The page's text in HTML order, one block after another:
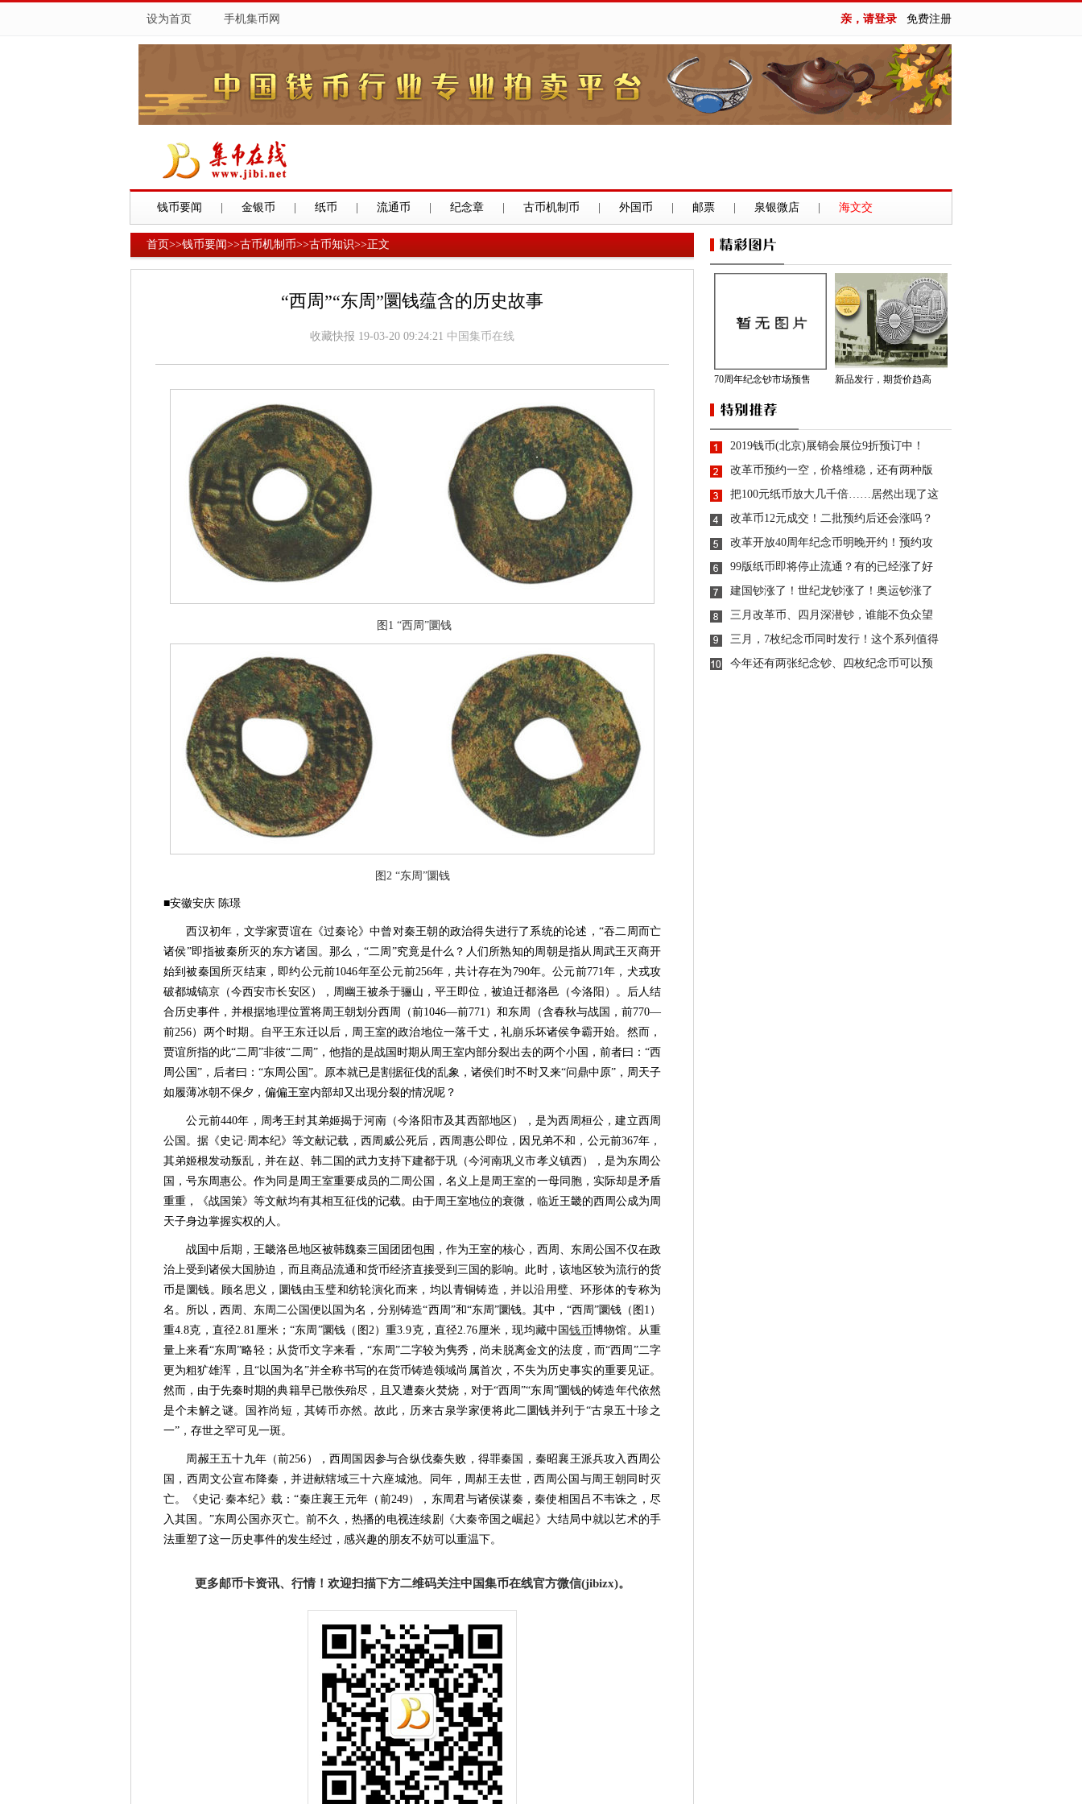
设为首页 手机集币网 亲，请登录 免费注册
钱币要闻 金银币 纸币 流通币 纪念章 古币机制币 外国币 邮票 泉银微店 海文交
首页>>钱币要闻>>古币机制币>>古币知识>>正文
“西周”“东周”圜钱蕴含的历史故事
收藏快报 19-03-20 09:24:21 中国集币在线
图1 “西周”圜钱
图2 “东周”圜钱
■安徽安庆 陈璟
西汉初年，文学家贾谊在《过秦论》中曾对秦王朝的政治得失进行了系统的论述，“吞二周而亡
诸侯”即指被秦所灭的东方诸国。那么，“二周”究竟是什么？人们所熟知的周朝是指从周武王灭商开
始到被秦国所灭结束，即约公元前1046年至公元前256年，共计存在为790年。公元前771年，犬戎攻
破都城镐京（今西安市长安区），周幽王被杀于骊山，平王即位，被迫迁都洛邑（今洛阳）。后人结
合历史事件，并根据地理位置将周王朝划分西周（前1046—前771）和东周（含春秋与战国，前770—
前256）两个时期。自平王东迁以后，周王室的政治地位一落千丈，礼崩乐坏诸侯争霸开始。然而，
贾谊所指的此“二周”非彼“二周”，他指的是战国时期从周王室内部分裂出去的两个小国，前者曰：“西
周公国”，后者曰：“东周公国”。原本就已是割据征伐的乱象，诸侯们时不时又来“问鼎中原”，周天子
如履薄冰朝不保夕，偏偏王室内部却又出现分裂的情况呢？
公元前440年，周考王封其弟姬揭于河南（今洛阳市及其西部地区），是为西周桓公，建立西周
公国。据《史记·周本纪》等文献记载，西周威公死后，西周惠公即位，因兄弟不和，公元前367年，
其弟姬根发动叛乱，并在赵、韩二国的武力支持下建都于巩（今河南巩义市孝义镇西），是为东周公
国，号东周惠公。作为同是周王室重要成员的二周公国，名义上是周王室的一母同胞，实际却是矛盾
重重，《战国策》等文献均有其相互征伐的记载。由于周王室地位的衰微，临近王畿的西周公成为周
天子身边掌握实权的人。
战国中后期，王畿洛邑地区被韩魏秦三国团团包围，作为王室的核心，西周、东周公国不仅在政
治上受到诸侯大国胁迫，而且商品流通和货币经济直接受到三国的影响。此时，该地区较为流行的货
币是圜钱。顾名思义，圜钱由玉璧和纺轮演化而来，均以青铜铸造，并以沿用璧、环形体的专称为
名。所以，西周、东周二公国便以国为名，分别铸造“西周”和“东周”圜钱。其中，“西周”圜钱（图1）
重4.8克，直径2.81厘米；“东周”圜钱（图2）重3.9克，直径2.76厘米，现均藏中国钱币博物馆。从重
量上来看“东周”略轻；从货币文字来看，“东周”二字较为隽秀，尚未脱离金文的法度，而“西周”二字
更为粗犷雄浑，且“以国为名”并全称书写的在货币铸造领域尚属首次，不失为历史事实的重要见证。
然而，由于先秦时期的典籍早已散佚殆尽，且又遭秦火焚烧，对于“西周”“东周”圜钱的铸造年代依然
是个未解之谜。国祚尚短，其铸币亦然。故此，历来古泉学家便将此二圜钱并列于“古泉五十珍之
一”，存世之罕可见一斑。
周赧王五十九年（前256），西周国因参与合纵伐秦失败，得罪秦国，秦昭襄王派兵攻入西周公
国，西周文公宣布降秦，并进献辖域三十六座城池。同年，周郝王去世，西周公国与周王朝同时灭
亡。《史记·秦本纪》载：“秦庄襄王元年（前249），东周君与诸侯谋秦，秦使相国吕不韦诛之，尽
入其国。”东周公国亦灭亡。前不久，热播的电视连续剧《大秦帝国之崛起》大结局中就以艺术的手
法重塑了这一历史事件的发生经过，感兴趣的朋友不妨可以重温下。
更多邮币卡资讯、行情！欢迎扫描下方二维码关注中国集币在线官方微信(jibizx)。
70周年纪念钞市场预售 新品发行，期货价趋高
2019钱币(北京)展销会展位9折预订中！
改革币预约一空，价格维稳，还有两种版
把100元纸币放大几千倍……居然出现了这
改革币12元成交！二批预约后还会涨吗？
改革开放40周年纪念币明晚开约！预约攻
99版纸币即将停止流通？有的已经涨了好
建国钞涨了！世纪龙钞涨了！奥运钞涨了
三月改革币、四月深潜钞，谁能不负众望
三月，7枚纪念币同时发行！这个系列值得
今年还有两张纪念钞、四枚纪念币可以预